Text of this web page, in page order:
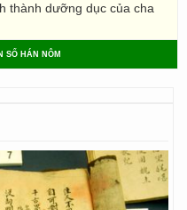
thành dưỡng dục của cha
SỐ HÁN NÔM